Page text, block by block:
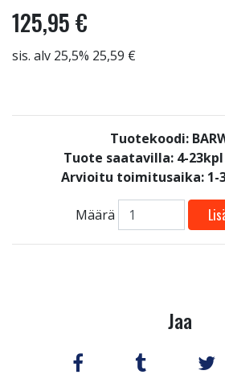
125,95 €
sis. alv 25,5% 25,59 €
Tuotekoodi:
Tuote saatavilla: 4-
Arvioitu toimitusaika: 1-
Määrä
Jaa